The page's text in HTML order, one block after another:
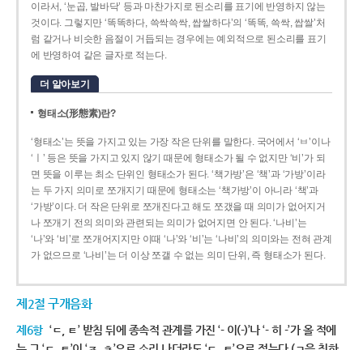
이라서, ‘눈곱, 발바닥’ 등과 마찬가지로 된소리를 표기에 반영하지 않는
것이다. 그렇지만 ‘똑똑하다, 쓱싹쓱싹, 쌉쌀하다’의 ‘똑똑, 쓱싹, 쌉쌀’처
럼 같거나 비슷한 음절이 거듭되는 경우에는 예외적으로 된소리를 표기
에 반영하여 같은 글자로 적는다.
더 알아보기
형태소(形態素)란?
‘형태소’는 뜻을 가지고 있는 가장 작은 단위를 말한다. 국어에서 ‘ㅂ’이나
‘ㅣ’ 등은 뜻을 가지고 있지 않기 때문에 형태소가 될 수 없지만 ‘비’가 되
면 뜻을 이루는 최소 단위인 형태소가 된다. ‘책가방’은 ‘책’과 ‘가방’이라
는 두 가지 의미로 쪼개지기 때문에 형태소는 ‘책가방’이 아니라 ‘책’과
‘가방’이다. 더 작은 단위로 쪼개진다고 해도 쪼갰을 때 의미가 없어지거
나 쪼개기 전의 의미와 관련되는 의미가 없어지면 안 된다. ‘나비’는
‘나’와 ‘비’로 쪼개어지지만 이때 ‘나’와 ‘비’는 ‘나비’의 의미와는 전혀 관계
가 없으므로 ‘나비’는 더 이상 쪼갤 수 없는 의미 단위, 즉 형태소가 된다.
제2절 구개음화
제6항 ‘ㄷ, ㅌ’ 받침 뒤에 종속적 관계를 가진 ‘- 이(-)’나 ‘- 히 -’가 올 적에